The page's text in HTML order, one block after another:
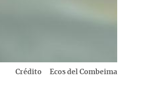
Crédito Ecos del Combeima